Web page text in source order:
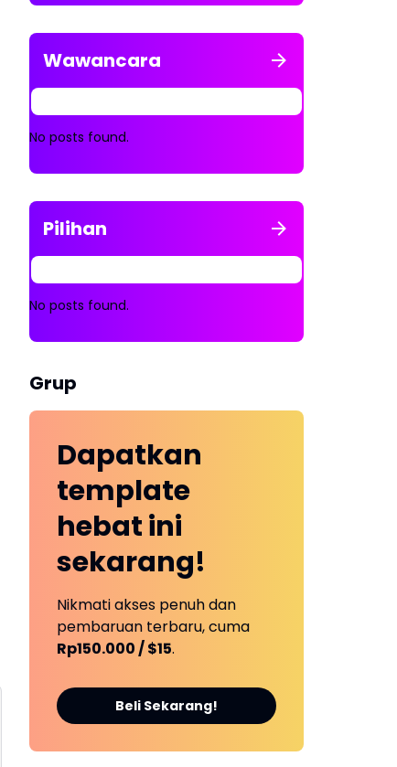
Wawancara
No posts found.
Pilihan
No posts found.
Grup
Dapatkan
template
hebat ini
sekarang!
Nikmati akses penuh dan
pembaruan terbaru, cuma
Rp150.000 / $15.
Beli Sekarang!